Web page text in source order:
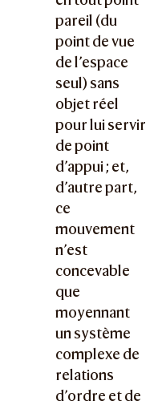
pareil (du
point de vue
de l’espace
seul) sans
objet réel
pour lui servir
de point
d’appui ; et,
d’autre part,
ce
mouvement
n’est
concevable
que
moyennant
un système
complexe de
relations
d’ordre et de